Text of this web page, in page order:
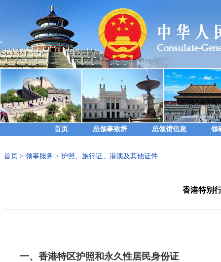
首页 总领事致辞 总领馆信息 领
首页 > 领事服务 > 护照、旅行证、港澳及其他证件
香港特别
一、 香港特区护照和永久性居民身份证